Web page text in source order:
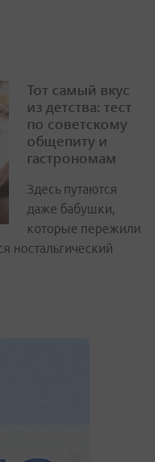
Тот самый вкус
из детства: тест
по советскому
общепиту и
гастрономам
Здесь путаются
даже бабушки,
которые пережили
ностальгический